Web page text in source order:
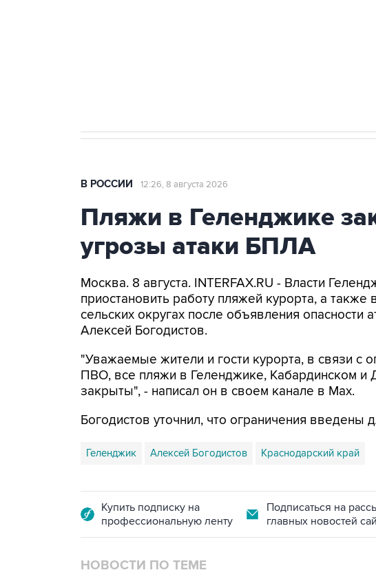
В РОССИИ 12:26, 8 августа 2026
Пляжи в Геленджике
угрозы атаки БПЛА
Москва. 8 августа. INTERFAX.RU - Власти
приостановить работу пляжей курорта, а
сельских округах после объявления
Алексей Богодистов.
"Уважаемые жители и гости курорта, в связи с
ПВО, все пляжи в Геленджике, Кабардинском и
закрыты", - написал он в своем канале в Max.
Богодистов уточнил, что ограничения введены
Геленджик Алексей Богодистов Краснодарский край
Купить подписку на
профессиональную ленту
Подписаться на
главных новостей
НОВОСТИ ПО ТЕМЕ